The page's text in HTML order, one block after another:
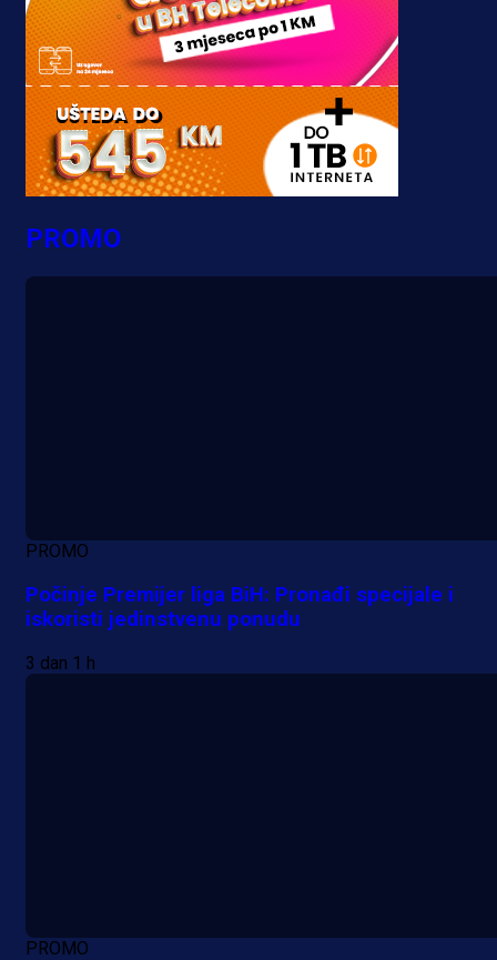
PROMO
PROMO
Počinje Premijer liga BiH: Pronađi specijale i
iskoristi jedinstvenu ponudu
3 dan 1 h
PROMO